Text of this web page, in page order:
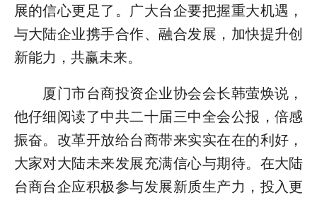
展的信心更足了。广大台企要把握重大机遇，
与大陆企业携手合作、融合发展，加快提升创
新能力，共赢未来。
厦门市台商投资企业协会会长韩萤焕说，
他仔细阅读了中共二十届三中全会公报，倍感
振奋。改革开放给台商带来实实在在的利好，
大家对大陆未来发展充满信心与期待。在大陆
台商台企应积极参与发展新质生产力，投入更